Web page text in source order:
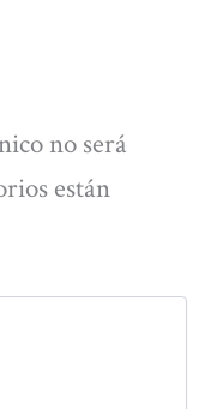
no será
están